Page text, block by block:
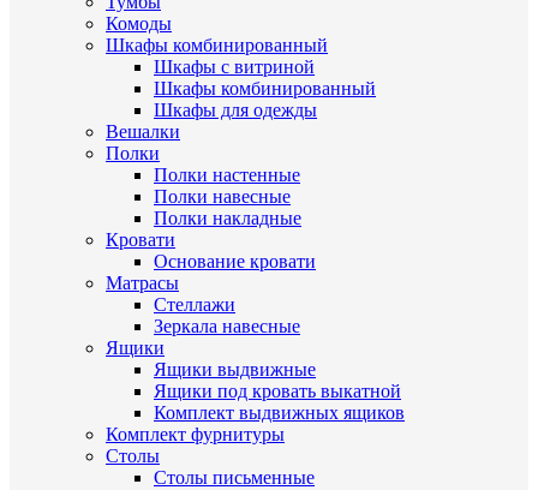
Комоды
Шкафы комбинированный
Шкафы с витриной
Шкафы комбинированный
Шкафы для одежды
Вешалки
Полки
Полки настенные
Полки навесные
Полки накладные
Кровати
Основание кровати
Матрасы
Стеллажи
Зеркала навесные
Ящики
Ящики выдвижные
Ящики под кровать выкатной
Комплект выдвижных ящиков
Комплект фурнитуры
Столы
Столы письменные